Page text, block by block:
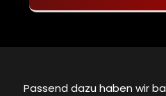
Passend dazu haben wir